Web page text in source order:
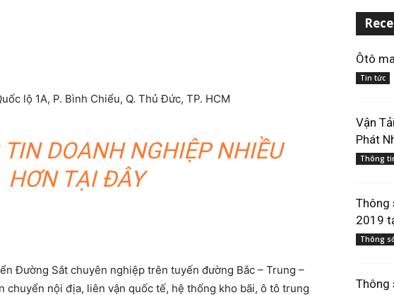
lộ 1A, P. Bình Chiểu, Q. Thủ Đức, TP. HCM
DOANH NGHIỆP NHIỀU
HƠN TẠI ĐÂY
Đường Sắt chuyên nghiệp trên tuyến đường Bắc – Trung –
chuyển nội địa, liên vận quốc tế, hệ thống kho bãi, ô tô trung
Ôtô
Tin tức
Vận
Phát
Thông
Thông
2019
Thông
Thông